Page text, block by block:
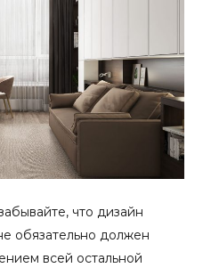
что дизайн
обязательно должен
всей остальной